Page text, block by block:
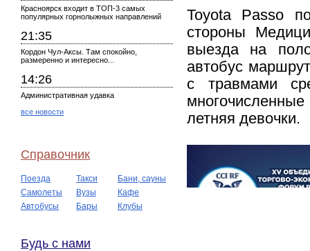
Красноярск входит в ТОП-3 самых
популярных горнолыжных направлений
21:35
Кордон Чул-Аксы. Там спокойно,
размеренно и интересно...
14:26
Административная удавка
все новости
Справочник
Поезда Такси
Бани, сауны
Самолеты
Вузы
Кафе
Автобусы
Бары Клубы
Будь с нами
Toyota Passo
стороны
выезда на
автобус
с травмами
летняя девочки.